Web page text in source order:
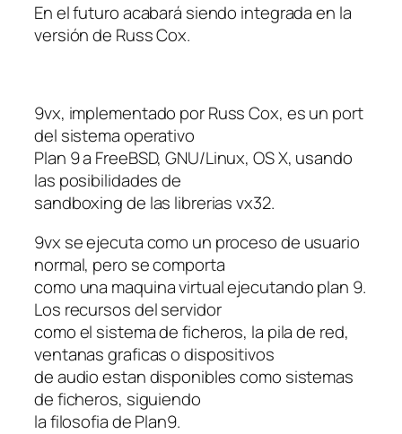
En el futuro acabará siendo integrada en la
versión de Russ Cox.
9vx, implementado por Russ Cox, es un port
del sistema operativo
Plan 9 a FreeBSD, GNU/Linux, OS X, usando
las posibilidades de
sandboxing de las librerias vx32.
9vx se ejecuta como un proceso de usuario
normal, pero se comporta
como una maquina virtual ejecutando plan 9.
Los recursos del servidor
como el sistema de ficheros, la pila de red,
ventanas graficas o dispositivos
de audio estan disponibles como sistemas
de ficheros, siguiendo
la filosofia de Plan9.